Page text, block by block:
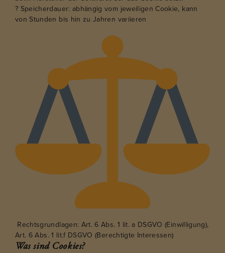
? Speicherdauer: abhängig vom jeweiligen Cookie, kann
von Stunden bis hin zu Jahren variieren
Rechtsgrundlagen: Art. 6 Abs. 1 lit. a DSGVO (Einwilligung),
Art. 6 Abs. 1 lit.f DSGVO (Berechtigte Interessen)
Was sind Cookies?